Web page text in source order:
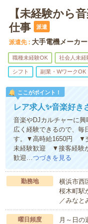
【未経験から
仕事
派遣
派遣先 大手電機メーカー
職種未経験OK 社会人未経
シフト 副業・WワークOK
ここがポイント！
レア求人✨音楽好
音楽やDJカルチャーに
広く経験できるので、毎
す。▼高時給1650円 ▼
未経験歓迎 ▼接客経験
歓迎…つづきを見る
勤務地
横浜市西
桜木町駅
／みなと
曜日頻度 月～日の